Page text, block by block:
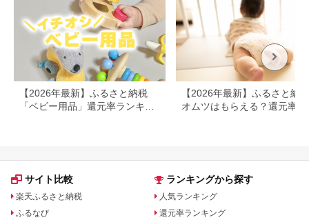
【2026年最新】ふるさと納税
「ベビー用品」還元率ランキン
【2026年最新】ふるさと納
オムツはもらえる？還元率・
サイト比較
楽天ふるさと納税
ふるなび
ランキングから探す
人気ランキング
還元率ランキング